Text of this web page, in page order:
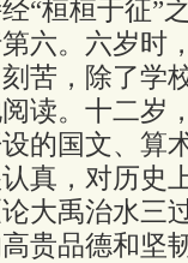
“桓桓于征”
六。六岁时
苦，除了学
读。十二岁
的国文、算
真，对历史
大禹治水三
贵品德和坚